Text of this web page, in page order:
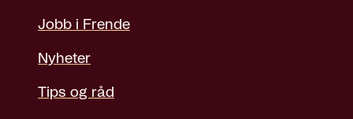
Jobb i Frende
Nyheter
Tips og råd